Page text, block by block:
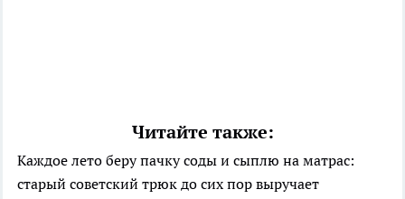
Читайте также:
Каждое лето беру пачку соды и сыплю на матрас:
старый советский трюк до сих пор выручает